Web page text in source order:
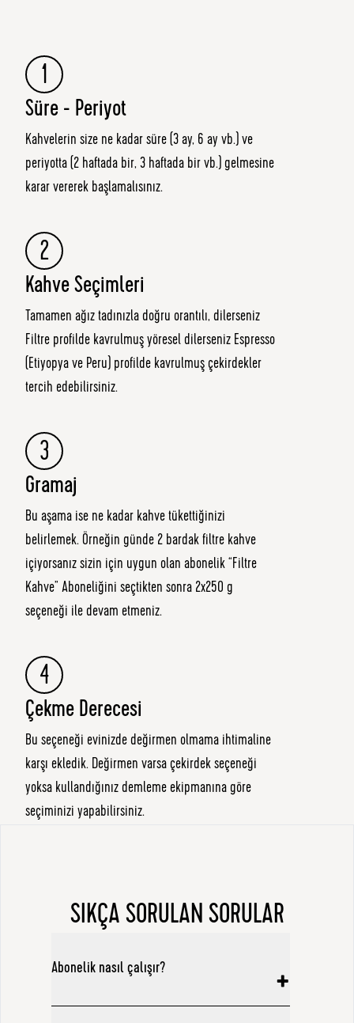
1
Süre - Periyot
Kahvelerin size ne kadar süre (3 ay, 6 ay vb.) ve
periyotta (2 haftada bir, 3 haftada bir vb.) gelmesine
karar vererek başlamalısınız.
2
Kahve Seçimleri
Tamamen ağız tadınızla doğru orantılı, dilerseniz
Filtre profilde kavrulmuş yöresel dilerseniz Espresso
(Etiyopya ve Peru) profilde kavrulmuş çekirdekler
tercih edebilirsiniz.
3
Gramaj
Bu aşama ise ne kadar kahve tükettiğinizi
belirlemek. Örneğin günde 2 bardak filtre kahve
içiyorsanız sizin için uygun olan abonelik “Filtre
Kahve” Aboneliğini seçtikten sonra 2x250 g
seçeneği ile devam etmeniz.
4
Çekme Derecesi
Bu seçeneği evinizde değirmen olmama ihtimaline
karşı ekledik. Değirmen varsa çekirdek seçeneği
yoksa kullandığınız demleme ekipmanına göre
seçiminizi yapabilirsiniz.
SIKÇA SORULAN SORULAR
Abonelik nasıl çalışır?